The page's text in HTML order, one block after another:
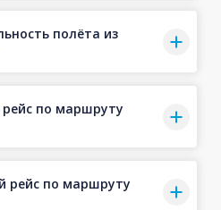
полёта из
по маршруту
рейс по маршруту